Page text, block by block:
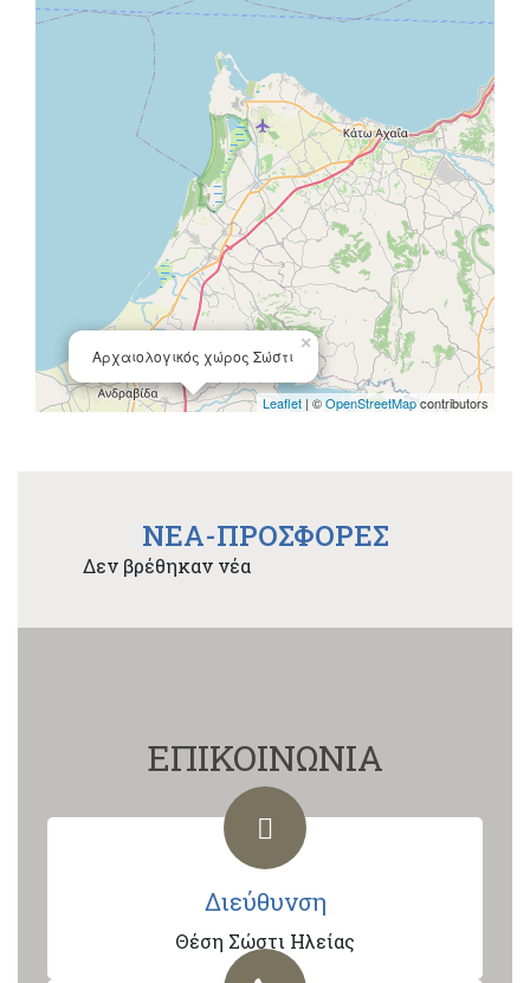
Αρχαιολογικός χώρος Σώστι
×
Leaflet| ©OpenStreetMapcontributors
NEA-ΠΡΟΣΦΟΡΕΣ
Δεν βρέθηκαν νέα
ΕΠΙΚΟΙΝΩΝΙΑ
Διεύθυνση
Θέση Σώστι Ηλείας